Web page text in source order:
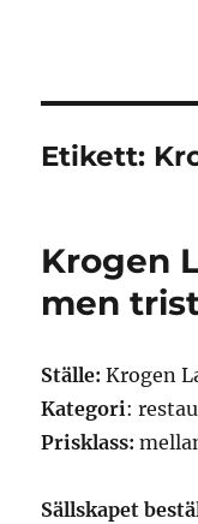
Etikett:
Krogen
men
Ställe: Krogen
Kategori:
Prisklass:
Sällskapet